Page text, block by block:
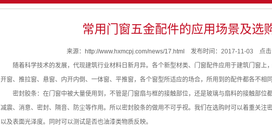
常用门窗五金配件的应用场景及选
来源： http://www.hxmcpj.com/news/17.html 发布时间：2017-11-03
点
随着科学技术的发展，代现建筑行业材料日新月异。各个新型材类、门窗配件应用于建筑门窗上
开窗、推拉窗、悬窗、内开内倒、一体窗、平推窗，各个窗型所适应的场合，所用到的配件都各不相
密封胶条：在门窗中被大量使用到，不管是门窗扇与框的接触部位，还是玻璃与扇料的接触部位
减震、消意、密封、隔音、防尘等作用。所以密封胶条的做用不可乎视。我们在选购时可以着重关注
以及表面光泽度。同时可以测试是否也油漆类物质反映。